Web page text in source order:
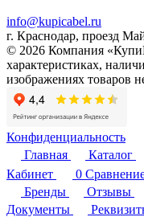
info@kupicabel.ru
г. Краснодар, проезд
© 2026 Компания
характеристиках,
изображениях товаров
Конфиденциальность
Главная
Каталог
Кабинет
0
Бренды
Отзывы
Документы